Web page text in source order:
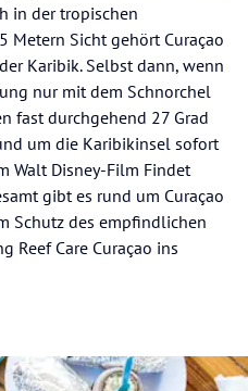
in der tropischen
Metern Sicht gehört Curaçao
Karibik. Selbst dann, wenn
nur mit dem Schnorchel
fast durchgehend 27 Grad
um die Karibikinsel sofort
Walt Disney-Film Findet
gibt es rund um Curaçao
Schutz des empfindlichen
Reef Care Curaçao ins